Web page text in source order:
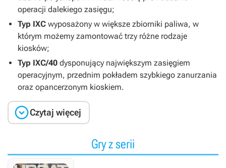
operacji dalekiego zasięgu;
Typ IXC wyposażony w większe zbiorniki paliwa, w
którym możemy zamontować trzy różne rodzaje
kiosków;
Typ IXC/40 dysponujący największym zasięgiem
operacyjnym, przednim pokładem szybkiego zanurzania
oraz opancerzonym kioskiem.
Czytaj więcej
Gry z serii